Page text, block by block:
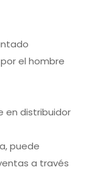
el hombre
en distribuidor
puede
a través